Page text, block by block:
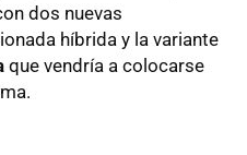
dos nuevas
híbrida y la variante
que vendría a colocarse